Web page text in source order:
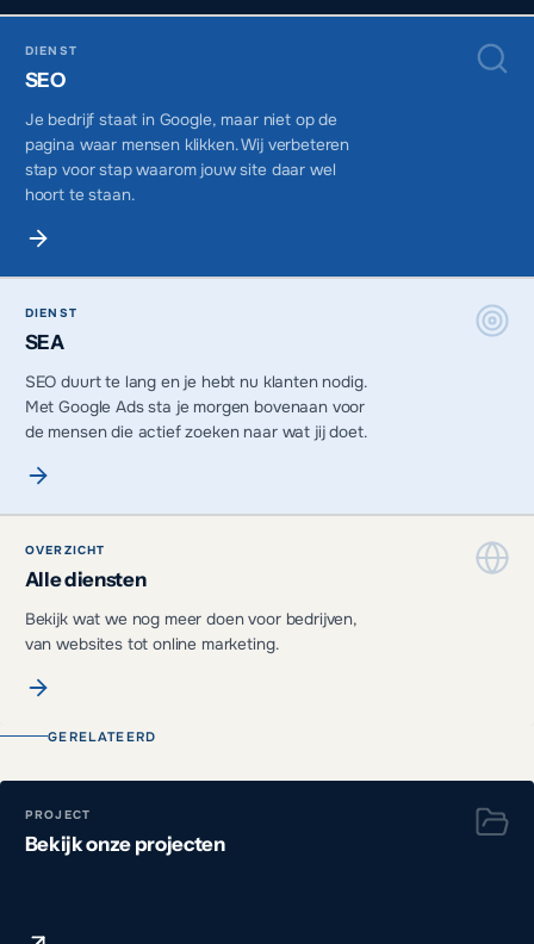
DIENST
SEO
Je bedrijf staat in Google, maar niet op de
pagina waar mensen klikken. Wij verbeteren
stap voor stap waarom jouw site daar wel
hoort te staan.
DIENST
SEA
SEO duurt te lang en je hebt nu klanten nodig.
Met Google Ads sta je morgen bovenaan voor
de mensen die actief zoeken naar wat jij doet.
OVERZICHT
Alle diensten
Bekijk wat we nog meer doen voor bedrijven,
van websites tot online marketing.
GERELATEERD
PROJECT
Bekijk onze projecten